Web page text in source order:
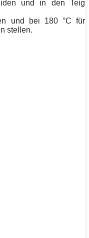
und in den Teig
und bei 180 °C für
stellen.